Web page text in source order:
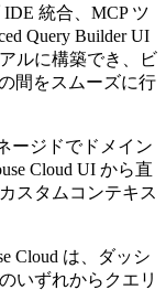
統合、MCP ツ
Query Builder UI
ルに構築でき、ビ
間をスムーズに行
ージドでドメイン
Cloud UI から直
スタムコンテキス
Cloud は、ダッシ
いずれからクエリ